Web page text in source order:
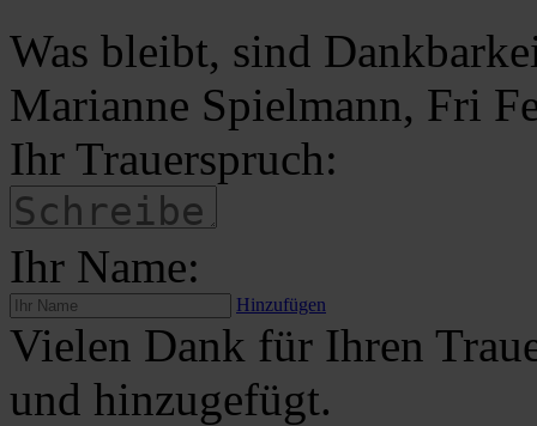
Was bleibt, sind
Marianne Spielmann, Fri
Ihr Trauerspruch:
Ihr Name:
Hinzufügen
Vielen Dank für Ihren
und hinzugefügt.